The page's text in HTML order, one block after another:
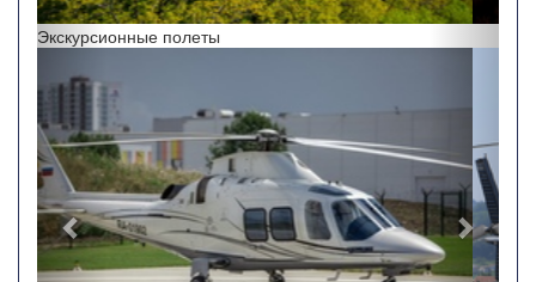
Экскурсионные полеты